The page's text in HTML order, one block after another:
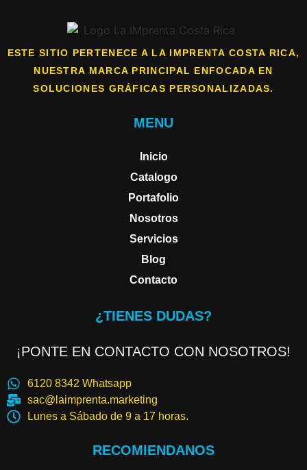
ESTE SITIO PERTENECE A LA IMPRENTA COSTA RICA,
NUESTRA MARCA PRINCIPAL ENFOCADA EN
SOLUCIONES GRÁFICAS PERSONALIZADAS.
MENU
Inicio
Catalogo
Portafolio
Nosotros
Servicios
Blog
Contacto
¿TIENES DUDAS?
¡PONTE EN CONTACTO CON NOSOTROS!
6120 8342 Whatsapp
sac@laimprenta.marketing
Lunes a Sábado de 9 a 17 horas.
RECOMIENDANOS